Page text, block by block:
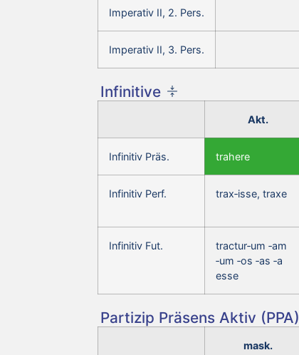
Imperativ II, 2. Pers.
Imperativ II, 3. Pers.
Infinitive
Akt.
Infinitiv Präs. trahere
Infinitiv Perf. trax‑isse, traxe
Infinitiv Fut.
tractur‑um ‑am
‑um ‑os ‑as ‑a
esse
Partizip Präsens Aktiv (PPA)
mask.